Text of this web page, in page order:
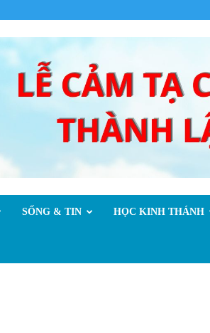
SỐNG & TIN HỌC KINH THÁNH